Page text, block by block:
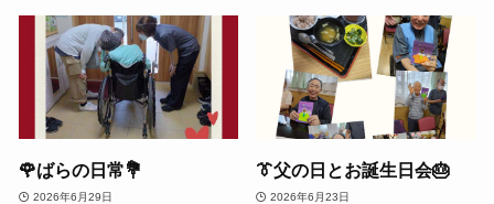
🌹ばらの日常💐
2026年6月29日
👔父の日とお誕生日会🎂
2026年6月23日